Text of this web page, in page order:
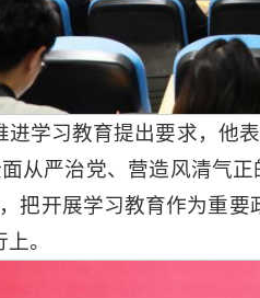
学习教育提出要求，他
从严治党、营造风清气
把开展学习教育作为重
。